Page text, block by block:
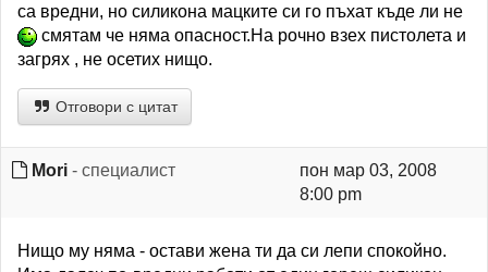
са вредни, но силикона мацките си го пъхат къде ли не
смятам че няма опасност.На рочно взех пистолета и
загрях , не осетих нищо.
Отговори с цитат
Mori - специалист
пон мар 03, 2008
8:00 pm
Нищо му няма - остави жена ти да си лепи спокойно.